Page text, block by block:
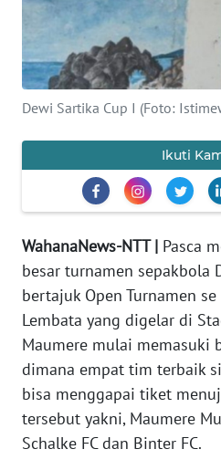
Dewi Sartika Cup I (Foto:
Ikuti
WahanaNews-NTT | Pasca
besar turnamen sepakbola
bertajuk Open Turnamen
Lembata yang digelar di
Maumere mulai memasuki
dimana empat tim terbaik
bisa menggapai tiket
tersebut yakni, Maumere
Schalke FC dan Binter FC.
INDEKS
BERITA
KAMI
IKLAN
TENTANG
KAMI
PEDOMAN
MEDIA
SIBER
REDAKSI